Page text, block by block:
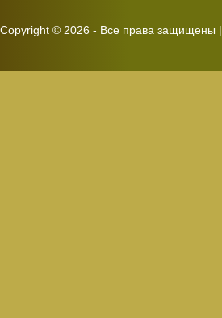
Copyright © 2026 - Все права защищены |